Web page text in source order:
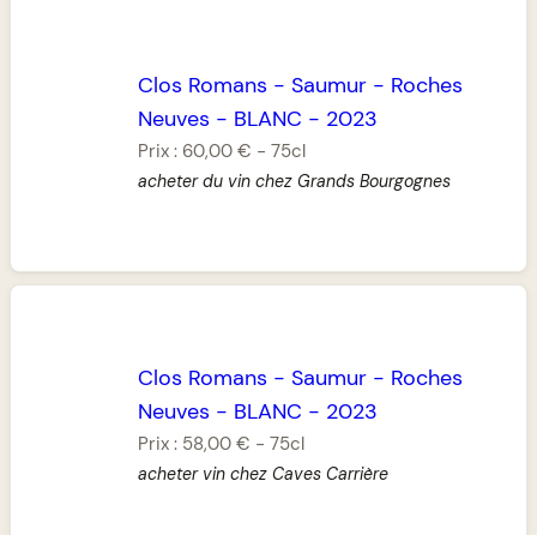
Clos Romans -Saumur - Roches
Neuves - BLANC - 2023
Prix : 60,00 € -75cl
acheter du vin chez Grands Bourgognes
Clos Romans -Saumur - Roches
Neuves - BLANC - 2023
Prix : 58,00 € -75cl
acheter vin chez Caves Carrière